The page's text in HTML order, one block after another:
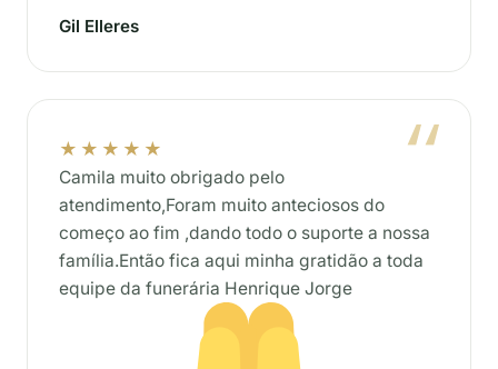
Gil Elleres
★★★★★
Camila muito obrigado pelo
atendimento,Foram muito anteciosos do
começo ao fim ,dando todo o suporte a nossa
família.Então fica aqui minha gratidão a toda
equipe da funerária Henrique Jorge